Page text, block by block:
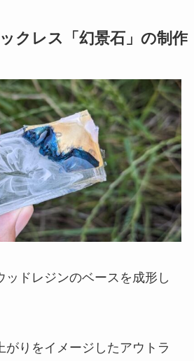
クレス「幻景石」の制作
ッドレジンのベースを成形し
がりをイメージしたアウトラ